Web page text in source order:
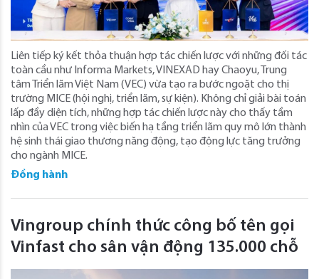
Liên tiếp ký kết thỏa thuận hợp tác chiến lược với những đối tác
toàn cầu như Informa Markets, VINEXAD hay Chaoyu, Trung
tâm Triển lãm Việt Nam (VEC) vừa tạo ra bước ngoặt cho thị
trường MICE (hội nghị, triển lãm, sự kiện). Không chỉ giải bài toán
lấp đầy diện tích, những hợp tác chiến lược này cho thấy tầm
nhìn của VEC trong việc biến hạ tầng triển lãm quy mô lớn thành
hệ sinh thái giao thương năng động, tạo động lực tăng trưởng
cho ngành MICE.
Đồng hành
Vingroup chính thức công bố tên gọi
Vinfast cho sân vận động 135.000 chỗ